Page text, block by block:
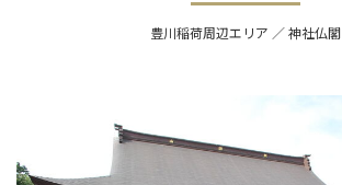
豊川稲荷周辺エリア ／ 神社仏閣